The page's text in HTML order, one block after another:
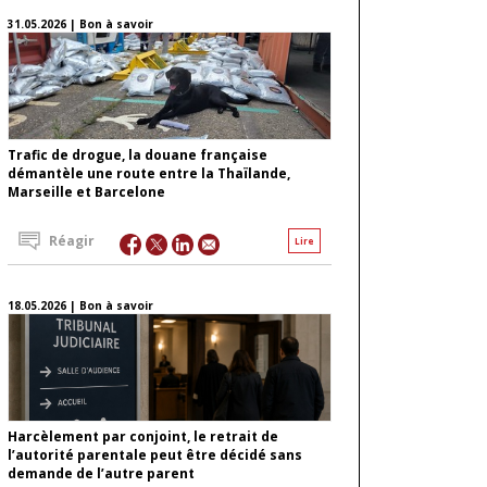
31.05.2026 | Bon à savoir
Trafic de drogue, la douane française
démantèle une route entre la Thaïlande,
Marseille et Barcelone
Lire
Réagir
18.05.2026 | Bon à savoir
Harcèlement par conjoint, le retrait de
l’autorité parentale peut être décidé sans
demande de l’autre parent